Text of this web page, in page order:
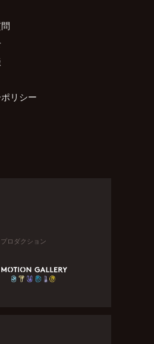
リシー
プロダクション